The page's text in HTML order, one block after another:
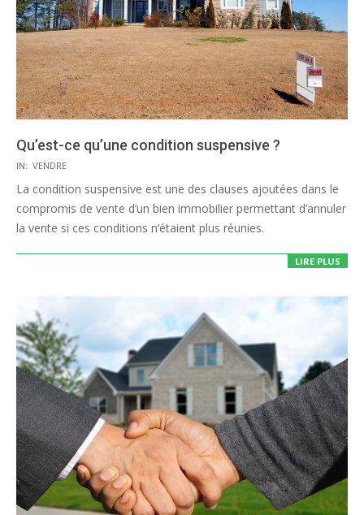
Qu’est-ce qu’une condition suspensive ?
2022-
01-
24
IN: VENDRE
La condition suspensive est une des clauses ajoutées dans le
compromis de vente d’un bien immobilier permettant d’annuler
la vente si ces conditions n’étaient plus réunies.
LIRE PLUS